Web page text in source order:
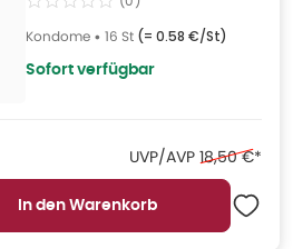
Kondome • 16 St (= 0.58 €/St)
Sofort verfügbar
UVP/AVP Ehemaliger
18,50 €*
In den Warenkorb